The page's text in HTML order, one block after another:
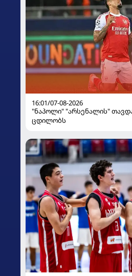
16:01/07-08-2026
"ნაპოლი" "არსენალის"
ცდილობს